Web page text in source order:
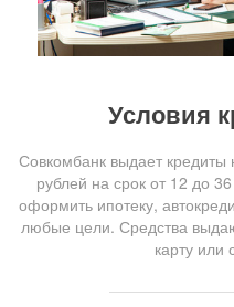
Условия
Совкомбанк выдает
рублей на срок от 12 до
оформить ипотеку,
любые цели. Средства
карту или